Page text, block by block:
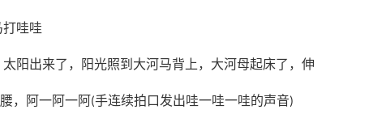
打哇哇
太阳出来了，阳光照到大河马背上，大河母起床了，伸
，阿一阿一阿(手连续拍口发出哇一哇一哇的声音)